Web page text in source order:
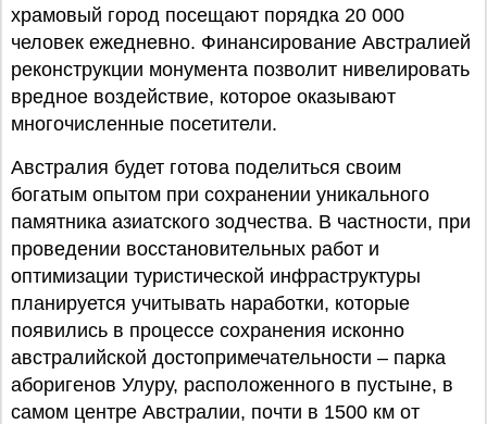
храмовый город посещают порядка 20 000
человек ежедневно. Финансирование Австралией
реконструкции монумента позволит нивелировать
вредное воздействие, которое оказывают
многочисленные посетители.
Австралия будет готова поделиться своим
богатым опытом при сохранении уникального
памятника азиатского зодчества. В частности, при
проведении восстановительных работ и
оптимизации туристической инфраструктуры
планируется учитывать наработки, которые
появились в процессе сохранения исконно
австралийской достопримечательности – парка
аборигенов Улуру, расположенного в пустыне, в
самом центре Австралии, почти в 1500 км от